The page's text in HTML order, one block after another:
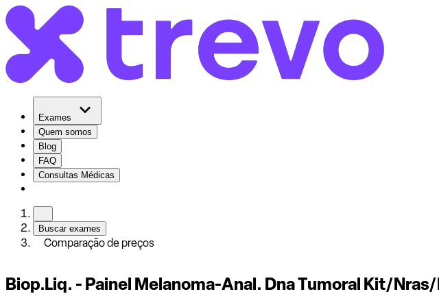
Exames
Quem somos
Blog
FAQ
Consultas Médicas
Buscar exames
Comparação de preços
Biop.Liq. - Painel Melanoma-Anal. Dna Tumoral Kit/